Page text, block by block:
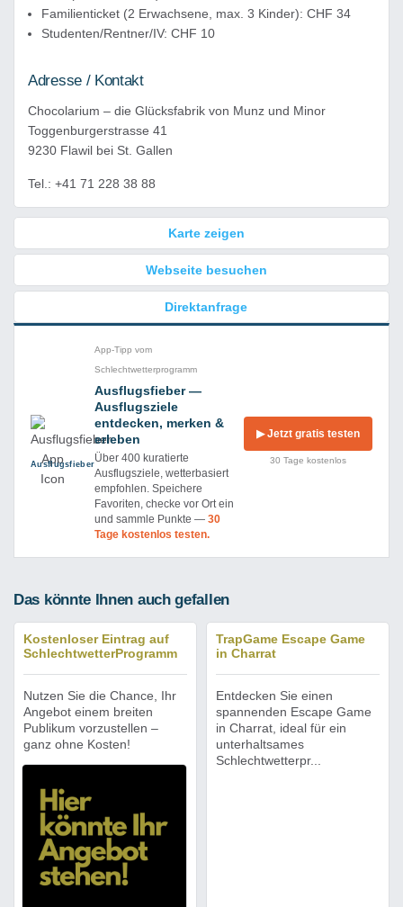
Familienticket (2 Erwachsene, max. 3 Kinder): CHF 34
Studenten/Rentner/IV: CHF 10
Adresse / Kontakt
Chocolarium – die Glücksfabrik von Munz und Minor
Toggenburgerstrasse 41
9230 Flawil bei St. Gallen
Tel.: +41 71 228 38 88
Karte zeigen
Webseite besuchen
Direktanfrage
Ausflug­sfieber
App-Tipp vom
Schlechtwetterprogramm
Ausflugsfieber —
Ausflugsziele
entdecken, merken &
erleben
Über 400 kuratierte
Ausflugsziele, wetterbasiert
empfohlen. Speichere
Favoriten, checke vor Ort ein
und sammle Punkte —30
Tage kostenlos testen.
▶ Jetzt gratis testen
30 Tage kostenlos
Das könnte Ihnen auch gefallen
Kostenloser Eintrag auf
SchlechtwetterProgramm
Nutzen Sie die Chance, Ihr
Angebot einem breiten
Publikum vorzustellen –
ganz ohne Kosten!
TrapGame Escape Game
in Charrat
Entdecken Sie einen
spannenden Escape Game
in Charrat, ideal für ein
unterhaltsames
Schlechtwetterpr...